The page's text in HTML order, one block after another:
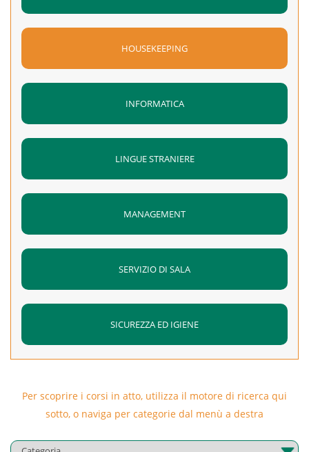
HOUSEKEEPING
INFORMATICA
LINGUE STRANIERE
MANAGEMENT
SERVIZIO DI SALA
SICUREZZA ED IGIENE
Per scoprire i corsi in atto, utilizza il motore di ricerca qui
sotto, o naviga per categorie dal menù a destra